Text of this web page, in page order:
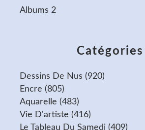
Catégories
Dessins De Nus (920)
Encre (805)
Aquarelle (483)
Vie D'artiste (416)
Le Tableau Du Samedi (409)
Albums 2